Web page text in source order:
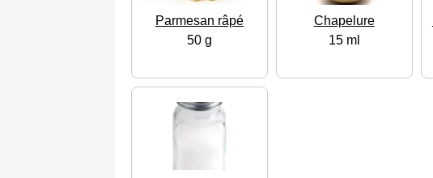
Parmesan râpé
50 g
Chapelure
15 ml